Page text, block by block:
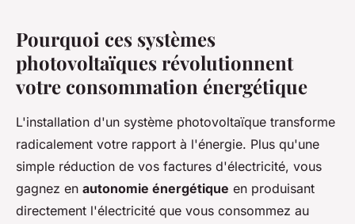
Pourquoi ces systèmes
photovoltaïques révolutionnent
votre consommation énergétique
L'installation d'un système photovoltaïque transforme
radicalement votre rapport à l'énergie. Plus qu'une
simple réduction de vos factures d'électricité, vous
gagnez en autonomie énergétique en produisant
directement l'électricité que vous consommez au